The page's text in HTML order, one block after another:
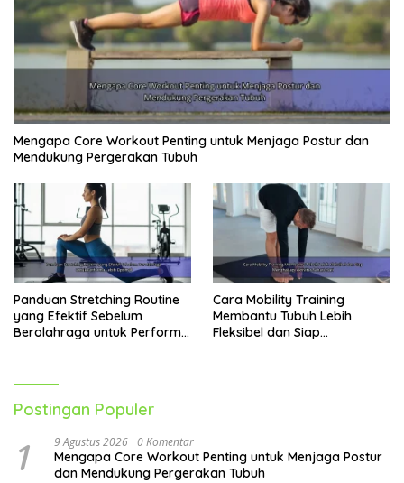
Mengapa Core Workout Penting untuk Menjaga Postur dan
Mendukung Pergerakan Tubuh
Panduan Stretching Routine
yang Efektif Sebelum
Berolahraga untuk Performa
Cara Mobility Training
Membantu Tubuh Lebih
Fleksibel dan Siap
Postingan Populer
1 9 Agustus 2026 0 Komentar
Mengapa Core Workout Penting untuk Menjaga Postur
dan Mendukung Pergerakan Tubuh